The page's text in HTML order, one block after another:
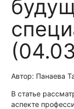
Автор: Панаева
В статье
аспекте